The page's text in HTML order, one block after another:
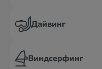
Дайвинг
Виндсерфинг